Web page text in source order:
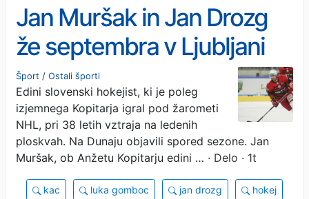
Jan Muršak in Jan Drozg
že septembra v Ljubljani
Šport / Ostali športi
Edini slovenski hokejist, ki je poleg
izjemnega Kopitarja igral pod žarometi
NHL, pri 38 letih vztraja na ledenih
ploskvah. Na Dunaju objavili spored sezone. Jan
Muršak, ob Anžetu Kopitarju edini … · Delo · 1t
kac luka gomboc jan drozg hokej